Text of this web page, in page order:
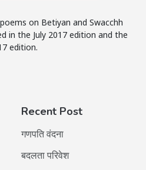
on Betiyan and Swacchh
in the July 2017 edition and the
edition.
Recent Post
गणपति वंदना
बदलता परिवेश